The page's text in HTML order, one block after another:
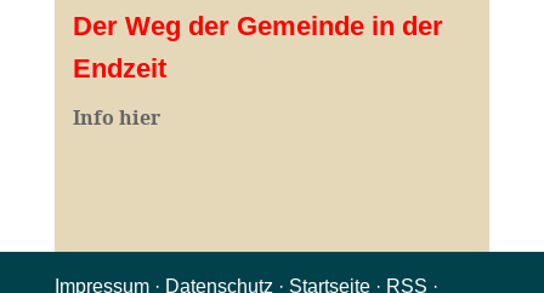
Der Weg der Gemeinde in der
Endzeit
Info hier
Impressum· Datenschutz · Startseite· RSS ·